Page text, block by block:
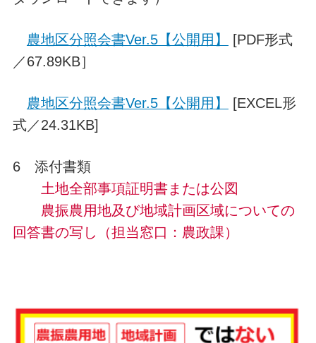
農地区分照会書Ver.5【公開用】
[PDF形式
／67.89KB］
農地区分照会書Ver.5【公開用】
[EXCEL形
式／24.31KB]
6 添付書類
土地全部事項証明書または公図
農振農用地及び地域計画区域についての
回答書の写し（担当窓口：農政課）